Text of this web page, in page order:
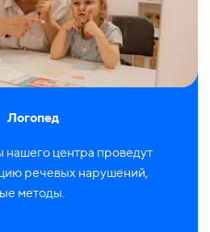
Логопед
центра проведут
речевых нарушений,
методы.